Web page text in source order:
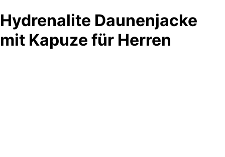
Hydrenalite Daunenjacke
mit Kapuze für Herren